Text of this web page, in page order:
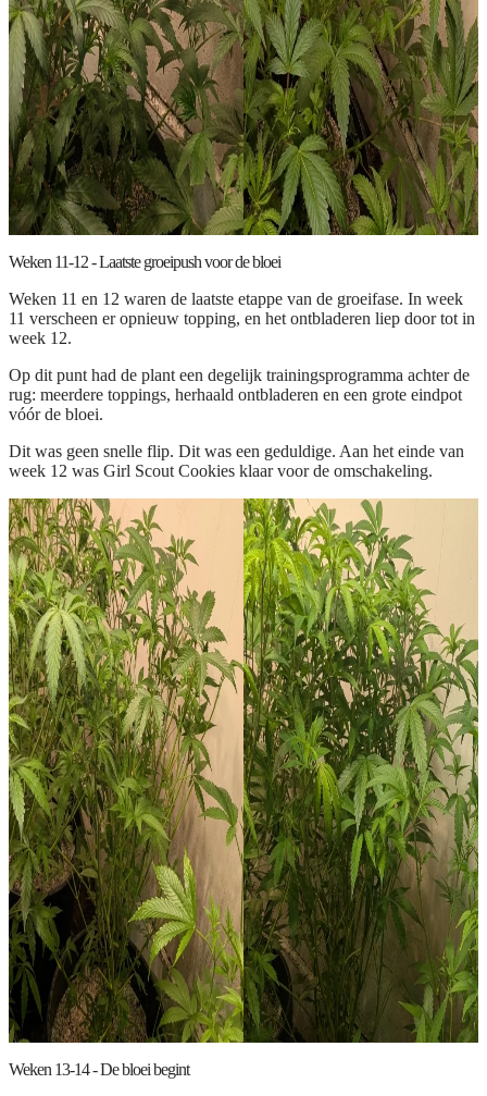
Weken 11-12 - Laatste groeipush voor de bloei
Weken 11 en 12 waren de laatste etappe van de groeifase. In week
11 verscheen er opnieuw topping, en het ontbladeren liep door tot in
week 12.
Op dit punt had de plant een degelijk trainingsprogramma achter de
rug: meerdere toppings, herhaald ontbladeren en een grote eindpot
vóór de bloei.
Dit was geen snelle flip. Dit was een geduldige. Aan het einde van
week 12 was Girl Scout Cookies klaar voor de omschakeling.
Weken 13-14 - De bloei begint